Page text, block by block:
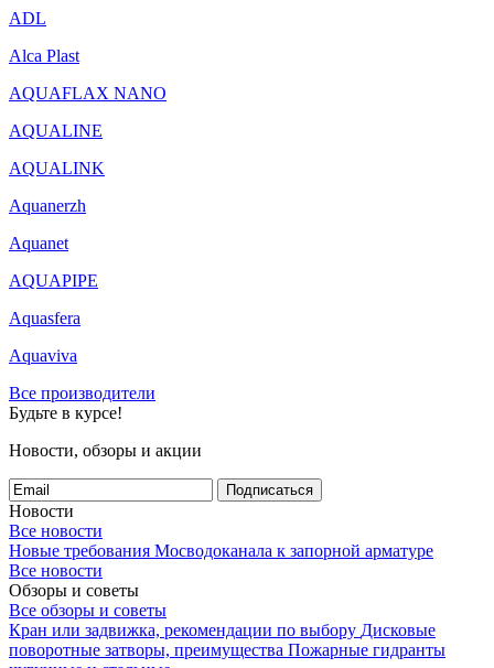
ADL
Alca Plast
AQUAFLAX NANO
AQUALINE
AQUALINK
Aquanerzh
Aquanet
AQUAPIPE
Aquasfera
Aquaviva
Все производители
Будьте в курсе!
Новости, обзоры и акции
Подписаться
Новости
Все новости
Новые требования Мосводоканала к запорной арматуре
Все новости
Обзоры и советы
Все обзоры и советы
Кран или задвижка, рекомендации по выбору Дисковые
поворотные затворы, преимущества Пожарные гидранты